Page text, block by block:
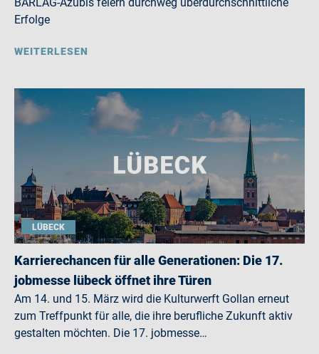
Erfolge
WEITERLESEN
LÜBECK
Karrierechancen für alle Generationen: Die 17.
jobmesse lübeck öffnet ihre Türen
Am 14. und 15. März wird die Kulturwerft Gollan erneut
zum Treffpunkt für alle, die ihre berufliche Zukunft aktiv
gestalten möchten. Die 17. jobmesse…